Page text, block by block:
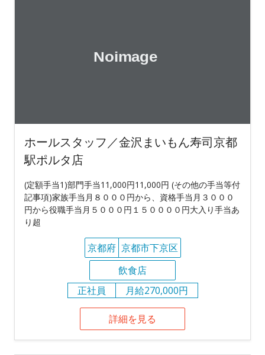
ホールスタッフ／金沢まいもん寿司京都
駅ポルタ店
(定額手当1)部門手当11,000円11,000円 (その他の手当等付
記事項)家族手当月８０００円から、資格手当月３０００
円から役職手当月５０００円１５００００円大入り手当あ
り超
京都府 京都市下京区
飲食店
正社員
月給270,000円
詳細を見る